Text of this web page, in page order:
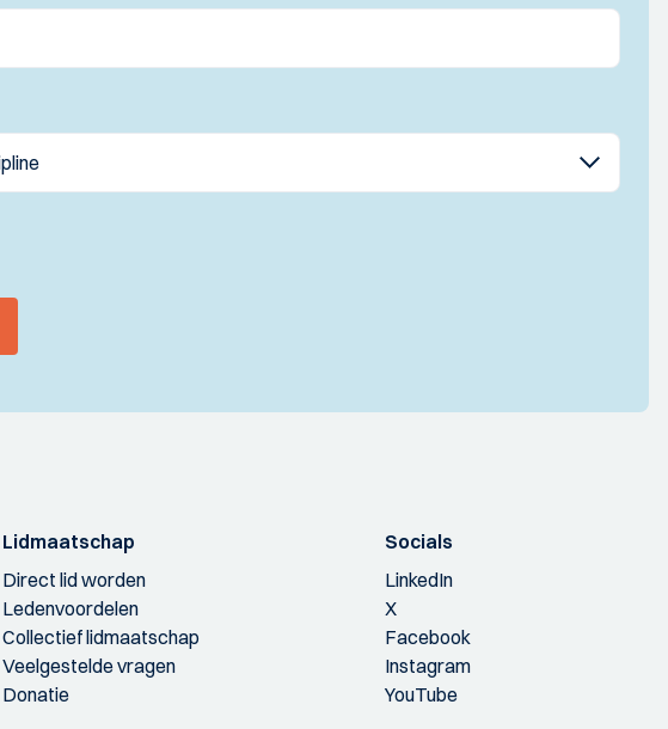
Lidmaatschap
Direct lid worden
Ledenvoordelen
Collectief lidmaatschap
Veelgestelde vragen
Donatie
Socials
LinkedIn
X
Facebook
Instagram
YouTube